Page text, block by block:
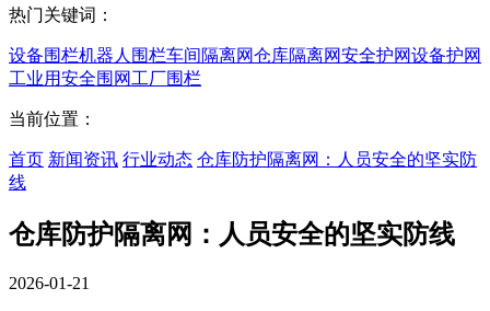
热门关键词：
设备围栏机器人围栏车间隔离网仓库隔离网安全护网设备护网
工业用安全围网 工厂围栏
当前位置：
首页 新闻资讯 行业动态 仓库防护隔离网：人员安全的坚实防
线
仓库防护隔离网：人员安全的坚实防线
2026-01-21